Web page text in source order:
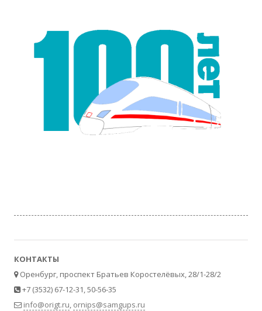
КОНТАКТЫ
Оренбург, проспект Братьев Коростелёвых, 28/1-28/2
+7 (3532) 67-12-31, 50-56-35
info@origt.ru, ornips@samgups.ru